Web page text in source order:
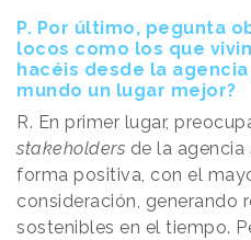
P. Por último, pegunta
locos como los que
hacéis desde la
mundo un lugar mejor?
R. En primer lugar,
stakeholders de la
forma positiva, con el
consideración, generando
sostenibles en el tiempo.